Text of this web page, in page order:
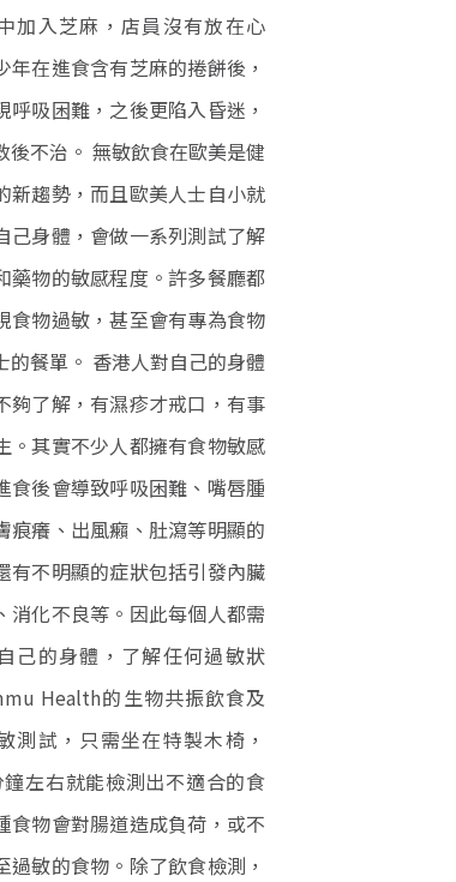
加入芝麻，店員沒有放在心
年在進食含有芝麻的捲餅後，
呼吸困難，之後更陷入昏迷，
後不治。 無敏飲食在歐美是健
新趨勢，而且歐美人士自小就
己身體，會做一系列測試了解
藥物的敏感程度。許多餐廳都
食物過敏，甚至會有專為食物
的餐單。 香港人對自己的身體
夠了解，有濕疹才戒口，有事
。其實不少人都擁有食物敏感
食後會導致呼吸困難、嘴唇腫
痕癢、出風癩、肚瀉等明顯的
有不明顯的症狀包括引發內臟
消化不良等。因此每個人都需
己的身體，了解任何過敏狀
Health的生物共振飲食及
測試，只需坐在特製木椅，
左右就能檢測出不適合的食
食物會對腸道造成負荷，或不
過敏的食物。除了飲食檢測，